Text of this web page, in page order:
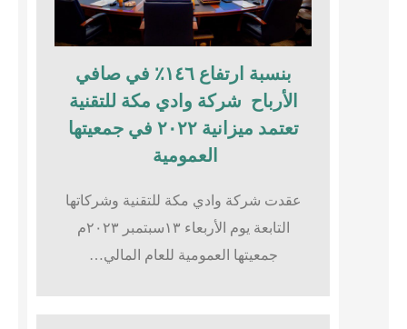
بنسبة ارتفاع ١٤٦٪؜ في صافي
الأرباح شركة وادي مكة للتقنية
تعتمد ميزانية ٢٠٢٢ في جمعيتها
العمومية
عقدت شركة وادي مكة للتقنية وشركاتها
التابعة يوم الأربعاء ١٣سبتمبر ٢٠٢٣م
جمعيتها العمومية للعام المالي…